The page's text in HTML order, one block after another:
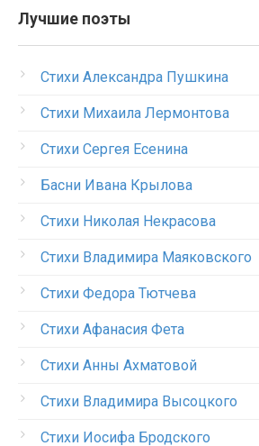
Лучшие поэты
Стихи Александра Пушкина
Стихи Михаила Лермонтова
Стихи Сергея Есенина
Басни Ивана Крылова
Стихи Николая Некрасова
Стихи Владимира Маяковского
Стихи Федора Тютчева
Стихи Афанасия Фета
Стихи Анны Ахматовой
Стихи Владимира Высоцкого
Стихи Иосифа Бродского